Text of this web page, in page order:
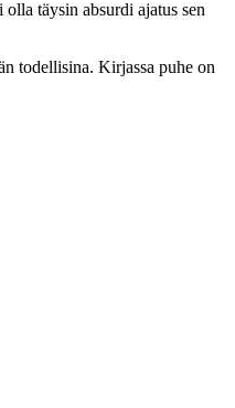
täysin absurdi ajatus sen
todellisina. Kirjassa puhe on